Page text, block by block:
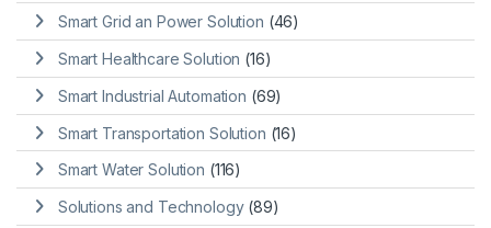
Smart Grid an Power Solution (46)
Smart Healthcare Solution (16)
Smart Industrial Automation (69)
Smart Transportation Solution (16)
Smart Water Solution (116)
Solutions and Technology(89)